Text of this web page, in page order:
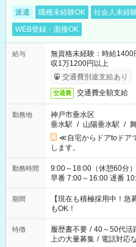
派遣 職種未経験OK 社会人未経
WEB登録・面接OK
給与
無資格未経験：時給
収1万1200円以上
交通費別途支給あり
交通費 交通費全額支給
勤務地
神戸市垂水区
垂水駅 / 山陽垂水駅 /
≪自宅からドアtoドア
します。
勤務時間
9:00～18:00（休憩60分） ■ご希望があれば下記シフトもOK！
早番 7:00～16:00 遅番 10:00～19:00 「家
い」 「余裕を持って夕
たくない」 など、ご希望を教え
の方へ 今ご覧のお仕事で
の勤務時間。 合計で週
期間
【現在も積極採用中！
もOK！
特徴 履歴書不要 / 40～50代活
上の大量募集 / 電話対応